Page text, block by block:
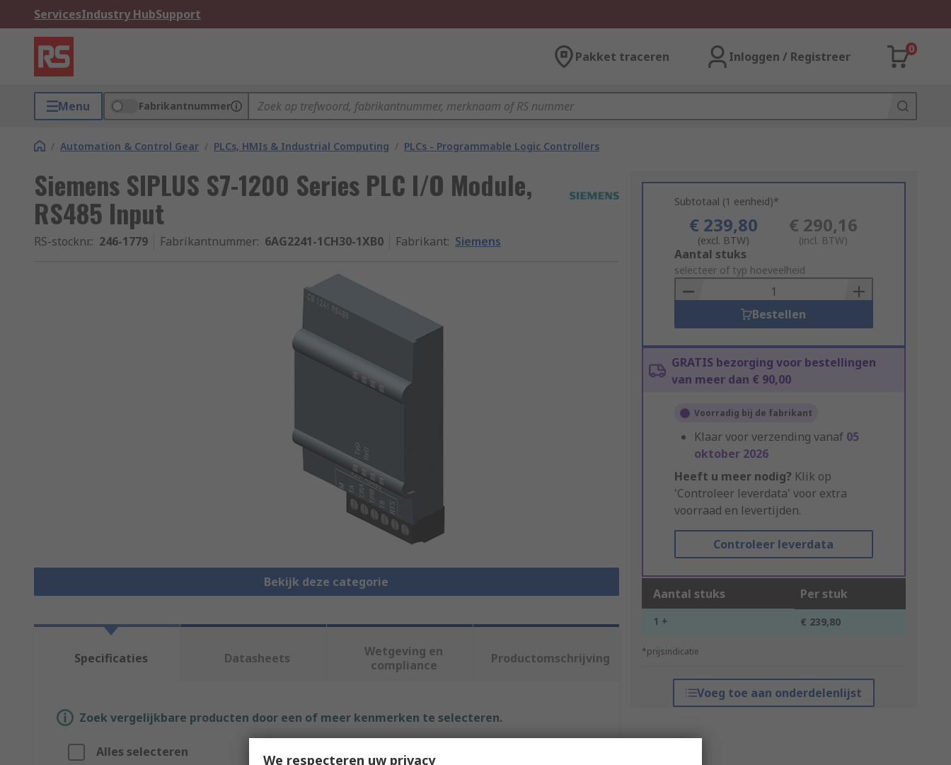
ServicesIndustry HubSupport
Pakket traceren Inloggen / Registreer
0
Menu Fabrikantnummer
/ Automation & Control Gear / PLCs, HMIs & Industrial Computing / PLCs - Programmable Logic Controllers
Siemens SIPLUS S7-1200 Series PLC I/O Module,
RS485 Input
RS-stocknr.: 246-1779 Fabrikantnummer: 6AG2241-1CH30-1XB0 Fabrikant: Siemens
Bekijk deze categorie
Subtotaal (1 eenheid)*
€ 239,80
(excl. BTW)
€ 290,16
(incl. BTW)
Add
to
Basket
Aantal stuks
selecteer of typ hoeveelheid
Bestellen
GRATIS bezorging voor bestellingen
van meer dan € 90,00
Voorradig bij de fabrikant
Klaar voor verzending vanaf 05
oktober 2026
Heeft u meer nodig? Klik op
'Controleer leverdata' voor extra
voorraad en levertijden.
Controleer leverdata
Aantal stuks Per stuk
1 + € 239,80
*prijsindicatie
Voeg toe aan onderdelenlijst
Specificaties Datasheets
Wetgeving en
compliance
Productomschrijving
Zoek vergelijkbare producten door een of meer kenmerken te selecteren.
Alles selecteren Attribuut
We respecteren uw privacy